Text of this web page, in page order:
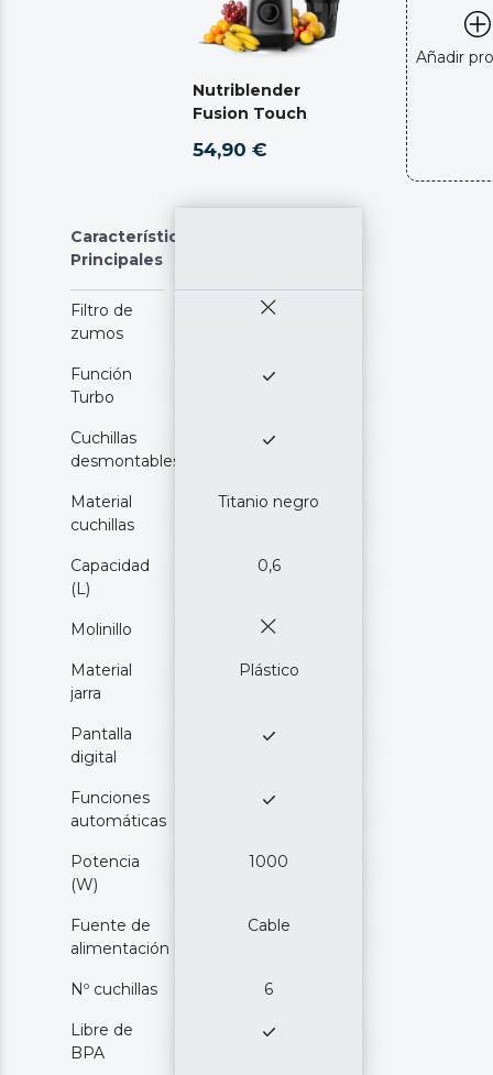
Nutriblender
Fusion Touch
54,90 €
Añadir
Características
Principales
Filtro de
zumos
Función
Turbo
Cuchillas
desmontables
Material
cuchillas
Titanio negro
Capacidad
(L)
0,6
Molinillo
Material
jarra
Plástico
Pantalla
digital
Funciones
automáticas
Potencia
(W)
1000
Fuente de
alimentación
Cable
Nº cuchillas 6
Libre de
BPA